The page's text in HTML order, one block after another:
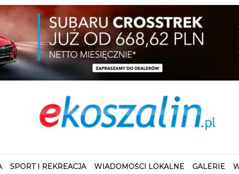
SPORT I REKREACJA WIADOMOŚCI LOKALNE GALERIE